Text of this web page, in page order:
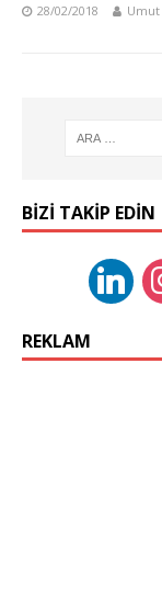
28/02/2018
BIZI TAKIP EDIN
REKLAM